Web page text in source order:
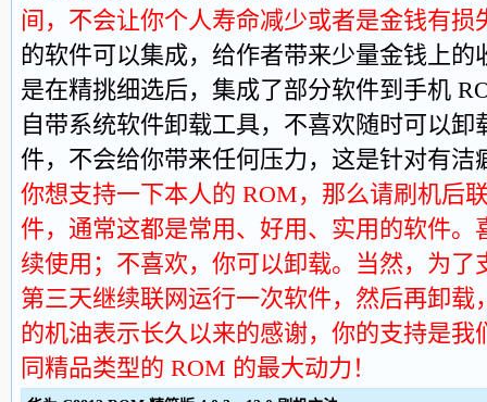
间，不会让你个人寿命减少或者是金钱有损
的软件可以集成，给作者带来少量金钱上的
是在精挑细选后，集成了部分软件到手机
自带系统软件卸载工具，不喜欢随时可以
件，不会给你带来任何压力，这是针对
你想支持一下本人的 ROM，那么请刷机后
件，通常这都是常用、好用、实用的软件。
续使用；不喜欢，你可以卸载。当然，为了
第三天继续联网运行一次软件，然后再卸载
的机油表示长久以来的感谢，你的支持是我
同精品类型的 ROM 的最大动力！